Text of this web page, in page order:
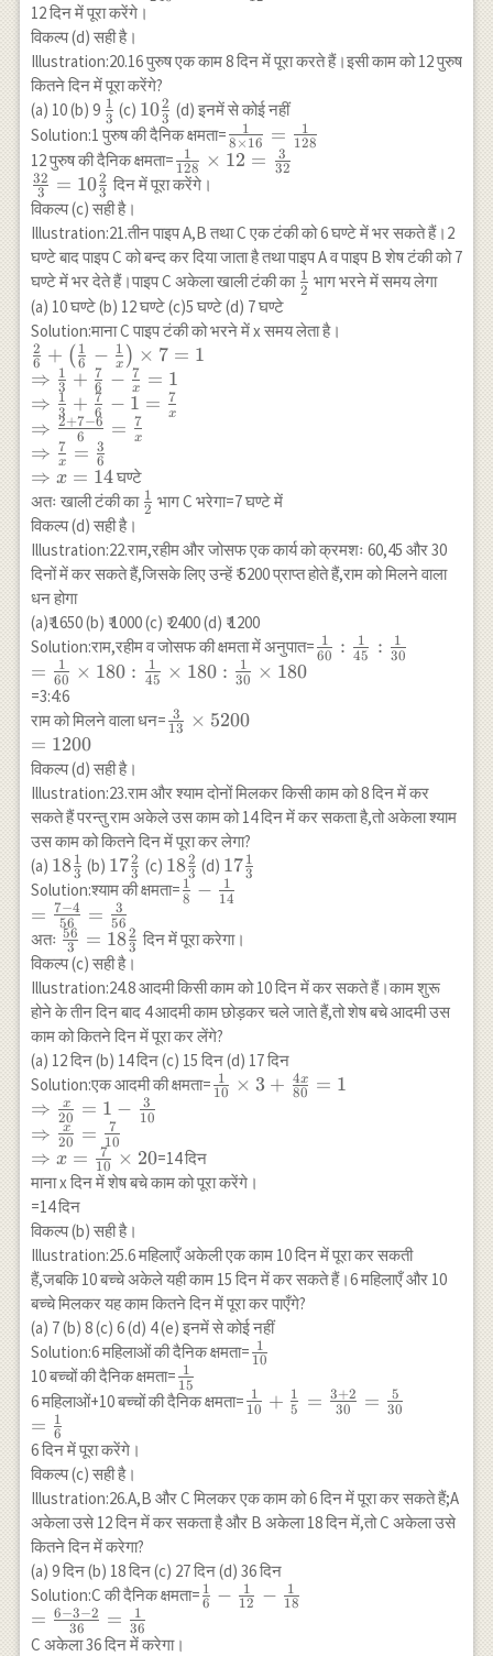
120 \times 30
:: x : 9 \\
\frac{80
\times 150
\times 9}{120
\times 30}=x
\\
\Rightarrow
x=30
\frac{1}
{240}
=\frac{1}
{12}
12 दिन में पूरा करेंगे।
विकल्प (d) सही है।
Illustration:20.16 पुरुष एक काम 8 दिन में पूरा करते हैं।इसी काम को 12 पुरुष
कितने दिन में पूरा करेंगे?
(a) 10 (b) 9 \frac{1}
{3}
3
1 (c) 10
\frac{2}
{3}
103
2 (d) इनमें से कोई नहीं
Solution:1 पुरुष की दैनिक क्षमता=\frac{1}{8
\times
16}=\frac{1}
8 × 16
1 = 128
1
12 पुरुष की दैनिक क्षमता=\frac{1}
{128}
12=\frac{3}
{32}
128
1 × 12 = 32
3
\frac{32}
{3}=10
\frac{2}
{3}
3
32 = 103
2 दिन में पूरा करेंगे।
विकल्प (c) सही है।
Illustration:21.तीन पाइप A,B तथा C एक टंकी को 6 घण्टे में भर सकते हैं।2
घण्टे बाद पाइप C को बन्द कर दिया जाता है तथा पाइप A व पाइप B शेष टंकी को 7
घण्टे में भर देते हैं।पाइप C अकेला खाली टंकी का \frac{1}
2
1 भाग भरने में समय लेगा
(a) 10 घण्टे (b) 12 घण्टे (c)5 घण्टे (d) 7 घण्टे
Solution:माना C पाइप टंकी को भरने में x समय लेता है।
\frac{2}
{6}+\left(\frac{1}
{6}-\frac{1}
{x}\right) \times
7=1 \\
\Rightarrow
\frac{1}
{3}+\frac{7}{6}-
\frac{7}{x}=1 \\
\Rightarrow
\frac{1}
{3}+\frac{7}
{6}-1=\frac{7}
{x} \\
\Rightarrow
\frac{2+7-6}
{6}=\frac{7}{x}
\\ \Rightarrow
\frac{7}
{x}=\frac{3}{6}
\\ \Rightarrow
x=14
6
2 + ( 6
1 − x
1 ) × 7 = 1
⇒ 3
1 + 6
7 − x
7 = 1
⇒ 3
1 + 6
7 − 1 = x
7
⇒ 6
2+7−6 = x
7
⇒ x
7 = 6
3
⇒ x = 14घण्टे
अतः खाली टंकी का \frac{1}
2
1 भाग C भरेगा=7 घण्टे में
विकल्प (d) सही है।
Illustration:22.राम,रहीम और जोसफ एक कार्य को क्रमशः 60,45 और 30
दिनों में कर सकते हैं,जिसके लिए उन्हें ₹ 5200 प्राप्त होते हैं,राम को मिलने वाला
धन होगा
(a)₹ 1650 (b) ₹ 1000 (c) ₹ 2400 (d) ₹ 1200
Solution:राम,रहीम व जोसफ की क्षमता में अनुपात=\frac{1}
180 :
\frac{1}{45}
\times 180 :
60
1 : 45
1 : 30
1
= 60
1 × 180 : 45
1 × 180 : 30
1 × 180
=3:4:6
राम को मिलने वाला धन=\frac{3}
5200 \\
=1200
13
3 × 5200
= 1200
विकल्प (d) सही है।
Illustration:23.राम और श्याम दोनों मिलकर किसी काम को 8 दिन में कर
सकते हैं परन्तु राम अकेले उस काम को 14 दिन में कर सकता है,तो अकेला श्याम
उस काम को कितने दिन में पूरा कर लेगा?
(a) 18
\frac{1}
{3}
183
1 (b) 17
\frac{2}
{3}
173
2 (c) 18
\frac{2}
{3}
183
2 (d) 17
\frac{1}
173
1
Solution:श्याम की क्षमता=\frac{1}{8}-
\\ =\frac{7-
{56}=\frac{3}
{56}
8
1 − 14
1
= 56
7−4 = 56
3
अतः \frac{56}
{3}=18
\frac{2}
{3}
3
56 = 183
2 दिन में पूरा करेगा।
विकल्प (c) सही है।
Illustration:24.8 आदमी किसी काम को 10 दिन में कर सकते हैं।काम शुरू
होने के तीन दिन बाद 4 आदमी काम छोड़कर चले जाते हैं,तो शेष बचे आदमी उस
काम को कितने दिन में पूरा कर लेंगे?
(a) 12 दिन (b) 14 दिन (c) 15 दिन (d) 17 दिन
Solution:एक आदमी की क्षमता=\frac{1}{10}
\Rightarrow
\frac{3}{10}
\\
\Rightarrow
\frac{x}
{20}=\frac{7}
{10} \\
\Rightarrow
x=\frac{7}
10
1 × 3 + 80
4x = 1
⇒ 20
x = 1 − 10
3
⇒ 20
x = 10
7
⇒ x = 10
7 × 20=14 दिन
माना x दिन में शेष बचे काम को पूरा करेंगे।
=14 दिन
विकल्प (b) सही है।
Illustration:25.6 महिलाएँ अकेली एक काम 10 दिन में पूरा कर सकती
हैं,जबकि 10 बच्चे अकेले यही काम 15 दिन में कर सकते हैं।6 महिलाएँ और 10
बच्चे मिलकर यह काम कितने दिन में पूरा कर पाएँगे?
(a) 7 (b) 8 (c) 6 (d) 4 (e) इनमें से कोई नहीं
Solution:6 महिलाओं की दैनिक क्षमता=\frac{1}
10
1
10 बच्चों की दैनिक क्षमता=\frac{1}
{15}
15
1
6 महिलाओं+10 बच्चों की दैनिक क्षमता=\frac{1}
{30} \\
=\frac{1}{6}
10
1 + 5
1 = 30
3+2 = 30
5
= 6
1
6 दिन में पूरा करेंगे।
विकल्प (c) सही है।
Illustration:26.A,B और C मिलकर एक काम को 6 दिन में पूरा कर सकते हैं;A
अकेला उसे 12 दिन में कर सकता है और B अकेला 18 दिन में,तो C अकेला उसे
कितने दिन में करेगा?
(a) 9 दिन (b) 18 दिन (c) 27 दिन (d) 36 दिन
Solution:C की दैनिक क्षमता=\frac{1}{6}-
6
1 − 12
1 − 18
1
= 36
6−3−2 = 36
1
C अकेला 36 दिन में करेगा।